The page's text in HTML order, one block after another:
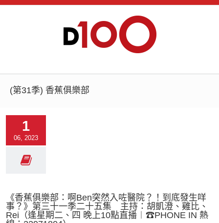
(第31季) 香蕉俱樂部
1
06, 2023
《香蕉俱樂部：啊Ben突然入咗醫院？！到底發生咩
事？》第三十一季二十五集 主持：胡凱澄、雞比、
Rei（逢星期二、四 晚上10點直播︱☎PHONE IN 熱